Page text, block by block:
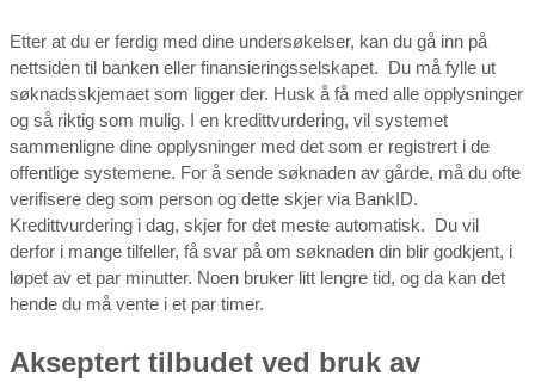
Etter at du er ferdig med dine undersøkelser, kan du gå inn på
nettsiden til banken eller finansieringsselskapet. Du må fylle ut
søknadsskjemaet som ligger der. Husk å få med alle opplysninger
og så riktig som mulig. I en kredittvurdering, vil systemet
sammenligne dine opplysninger med det som er registrert i de
offentlige systemene. For å sende søknaden av gårde, må du ofte
verifisere deg som person og dette skjer via BankID.
Kredittvurdering i dag, skjer for det meste automatisk. Du vil
derfor i mange tilfeller, få svar på om søknaden din blir godkjent, i
løpet av et par minutter. Noen bruker litt lengre tid, og da kan det
hende du må vente i et par timer.
Akseptert tilbudet ved bruk av